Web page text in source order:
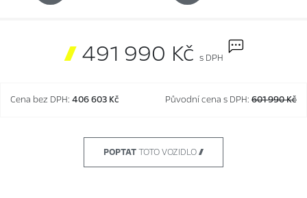
491 990 Kč s DPH
Cena bez DPH: 406 603 Kč Původní cena s DPH: 601 990 Kč
POPTATTOTO VOZIDLO 